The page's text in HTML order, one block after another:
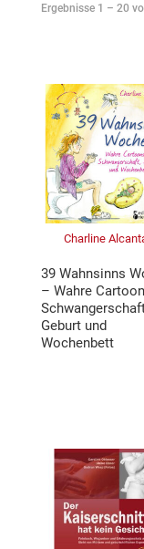
Ergebnisse 1 – 20
Charline
39 Wahnsinns
– Wahre
Geburt und
Wochenbett